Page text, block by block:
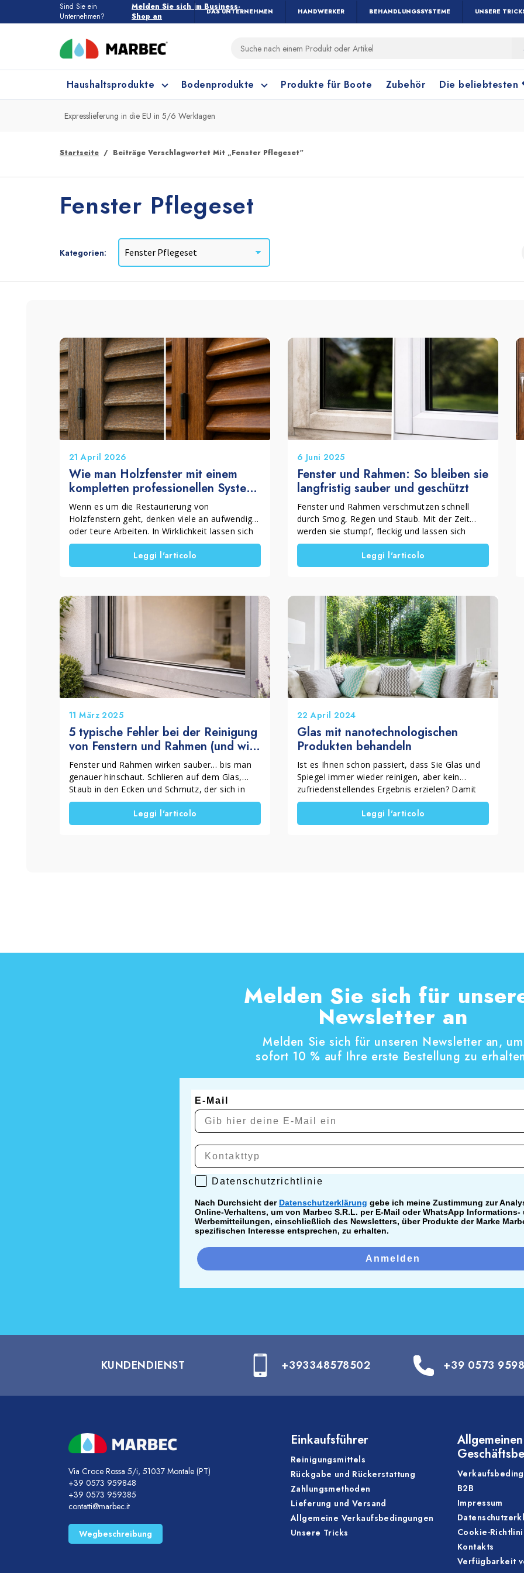
Sind Sie ein
Unternehmen?
Melden Sie sich im Business-
Shop an
DAS UNTERNEHMEN HANDWERKER BEHANDLUNGSSYSTEME UNSERE
Haushaltsprodukte
Haushaltsprodukte
Küchenreinigung
Badreinigung Zubehör
Bodenprodukte
Alle Bodenprodukte
Feinsteinzeug und Keramik
Körner und Zement Linoleum, PVC und Gummi
Produkte für Boote Zubehör Die beliebtesten
Expresslieferung in die EU in 5/6 Werktagen
Startseite Beiträge Verschlagwortet Mit „Fenster Pflegeset“
Fenster Pflegeset
Kategorien:
21 April 2026
Wie man Holzfenster mit einem
kompletten professionellen System
renoviert
Wenn es um die Restaurierung von
Holzfenstern geht, denken viele an aufwendige
oder teure Arbeiten. In Wirklichkeit lassen sich
heute auch eigenständig professionelle
Ergebnisse erzielen, indem man ein komplettes
System zur Wiederherstellung von Holzfenstern
neigen Holzfenster, die Sonne, Regen und
Witterung ausgesetzt sind, dazu, zu vergrauen,
auszubleichen und ihren Schutz zu verlieren.
Deshalb ermöglicht die richtige Methode, das
Material zu erhalten, ohne es auszutauschen,
und gleichzeitig Optik und Haltbarkeit deutlich
zu verbessern.
Leggi l'articolo
6 Juni 2025
Fenster und Rahmen: So bleiben sie
langfristig sauber und geschützt
Fenster und Rahmen verschmutzen schnell
durch Smog, Regen und Staub. Mit der Zeit
werden sie stumpf, fleckig und lassen sich
schwerer reinigen, besonders bei PVC,
Aluminium und Holz. Viele herkömmliche
Reiniger entfernen jedoch weder
Rückstände hinterlassen. Deshalb ist es
wichtig, spezielle Produkte für die Reinigung
von Fenstern und Rahmen zu verwenden, die
effektiv wirken, ohne die Oberflächen zu
beschädigen. In diesem Artikel erfahren Sie, wie
Sie Fenster und Rahmen richtig reinigen und
welche Lösungen helfen, sie langfristig sauber
zu halten.
Leggi l'articolo
11 März 2025
5 typische Fehler bei der Reinigung
von Fenstern und Rahmen (und wie
man sie vermeidet)
Fenster und Rahmen wirken sauber… bis man
genauer hinschaut. Schlieren auf dem Glas,
Staub in den Ecken und Schmutz, der sich in
schwer erreichbaren Bereichen sammelt. Oft
liegt das Problem nicht daran, dass zu wenig
gereinigt wird, sondern daran, wie die
Leggi l'articolo
22 April 2024
Glas mit nanotechnologischen
Produkten behandeln
Ist es Ihnen schon passiert, dass Sie Glas und
Spiegel immer wieder reinigen, aber kein
zufriedenstellendes Ergebnis erzielen? Damit
sind Sie nicht allein. Glas ist ein Material, das
sich schwer reinigen lässt, ohne Streifen oder
sichtbare Rückstände zu hinterlassen,
Leggi l'articolo
Melden Sie sich für
Newsletter an
Melden Sie sich für unseren Newsletter an, um
sofort 10 % auf Ihre erste Bestellung zu
E-Mail
Datenschutzrichtlinie
Datenschutzrichtlinie
Nach Durchsicht der Datenschutzerklärung gebe ich meine Zustimmung zur
Online-Verhaltens, um von Marbec S.R.L. per E-Mail oder WhatsApp Informations-
Werbemitteilungen, einschließlich des Newsletters, über Produkte der Marke
spezifischen Interesse entsprechen, zu erhalten.
Anmelden
KUNDENDIENST +393348578502 +39 0573
Via Croce Rossa 5/i, 51037 Montale (PT)
+39 0573 959848
+39 0573 959385
contatti@marbec.it
Wegbeschreibung
Einkaufsführer
Reinigungsmittels
Rückgabe und Rückerstattung
Zahlungsmethoden
Lieferung und Versand
Allgemeine Verkaufsbedingungen
Unsere Tricks
Allgemeinen
B2B
Impressum
Cookie-
Kontakts
Verfügbarkeit